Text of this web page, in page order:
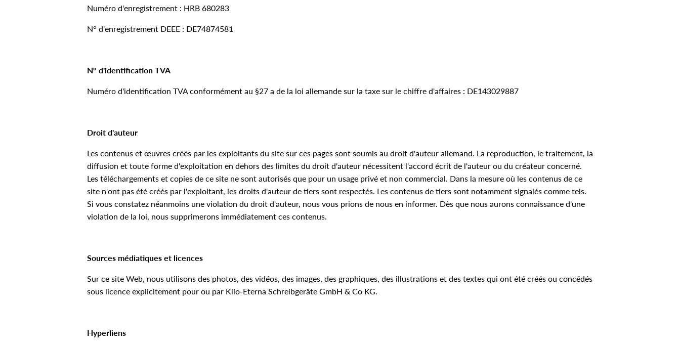
Numéro d'enregistrement : HRB 680283
N° d'enregistrement DEEE : DE74874581
N° d'identification TVA
Numéro d'identification TVA conformément au §27 a de la loi allemande sur la taxe sur le chiffre d'affaires : DE143029887
Droit d'auteur
Les contenus et œuvres créés par les exploitants du site sur ces pages sont soumis au droit d'auteur allemand. La reproduction, le traitement, la
diffusion et toute forme d'exploitation en dehors des limites du droit d'auteur nécessitent l'accord écrit de l'auteur ou du créateur concerné.
Les téléchargements et copies de ce site ne sont autorisés que pour un usage privé et non commercial. Dans la mesure où les contenus de ce
site n'ont pas été créés par l'exploitant, les droits d'auteur de tiers sont respectés. Les contenus de tiers sont notamment signalés comme tels.
Si vous constatez néanmoins une violation du droit d'auteur, nous vous prions de nous en informer. Dès que nous aurons connaissance d'une
violation de la loi, nous supprimerons immédiatement ces contenus.
Sources médiatiques et licences
Sur ce site Web, nous utilisons des photos, des vidéos, des images, des graphiques, des illustrations et des textes qui ont été créés ou concédés
sous licence explicitement pour ou par Klio-Eterna Schreibgeräte GmbH & Co KG.
Hyperliens